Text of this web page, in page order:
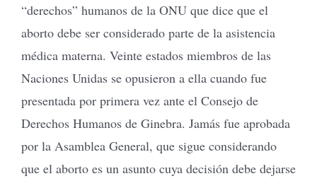
“derechos” humanos de la ONU que dice que el
aborto debe ser considerado parte de la asistencia
médica materna. Veinte estados miembros de las
Naciones Unidas se opusieron a ella cuando fue
presentada por primera vez ante el Consejo de
Derechos Humanos de Ginebra. Jamás fue aprobada
por la Asamblea General, que sigue considerando
que el aborto es un asunto cuya decisión debe dejarse